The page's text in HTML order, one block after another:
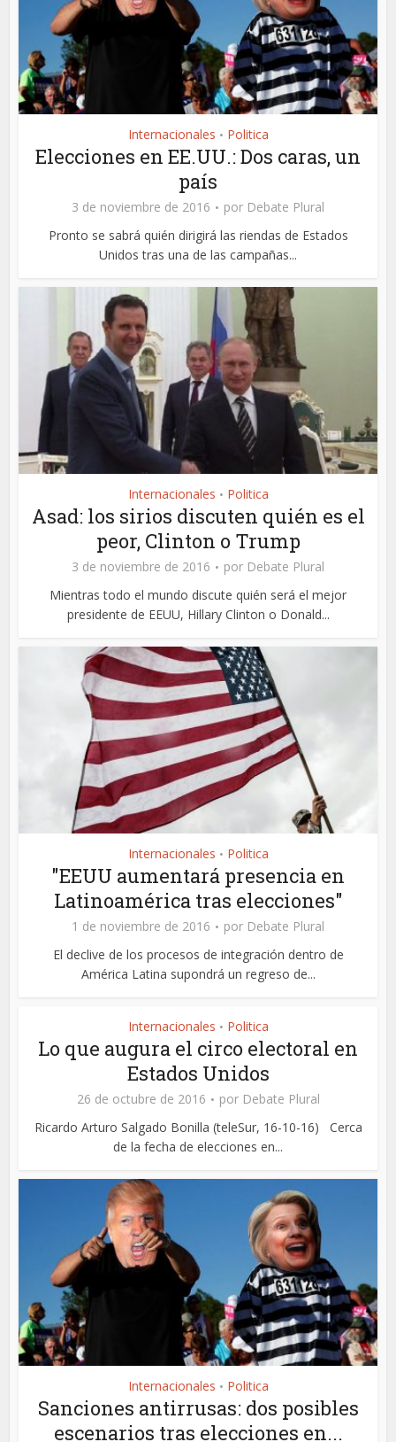
Internacionales • Politica
Elecciones en EE.UU.: Dos caras, un
país
3 de noviembre de 2016 por Debate Plural
Pronto se sabrá quién dirigirá las riendas de Estados
Unidos tras una de las campañas...
Internacionales • Politica
Asad: los sirios discuten quién es el
peor, Clinton o Trump
3 de noviembre de 2016 por Debate Plural
Mientras todo el mundo discute quién será el mejor
presidente de EEUU, Hillary Clinton o Donald...
Internacionales • Politica
"EEUU aumentará presencia en
Latinoamérica tras elecciones"
1 de noviembre de 2016 por Debate Plural
El declive de los procesos de integración dentro de
América Latina supondrá un regreso de...
Internacionales • Politica
Lo que augura el circo electoral en
Estados Unidos
26 de octubre de 2016 por Debate Plural
Ricardo Arturo Salgado Bonilla (teleSur, 16-10-16) Cerca
de la fecha de elecciones en...
Internacionales • Politica
Sanciones antirrusas: dos posibles
escenarios tras elecciones en...